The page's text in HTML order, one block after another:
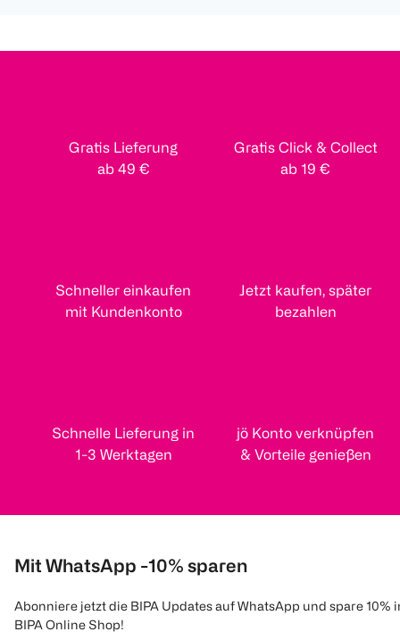
Gratis Lieferung
ab 49 €
Gratis Click & Collect
ab 19 €
Schneller einkaufen
mit Kundenkonto
Jetzt kaufen, später
bezahlen
Schnelle Lieferung in
1-3 Werktagen
jö Konto verknüpfen
& Vorteile genießen
Mit WhatsApp -10% sparen
Abonniere jetzt die BIPA Updates auf WhatsApp und spare 10%
BIPA Online Shop!